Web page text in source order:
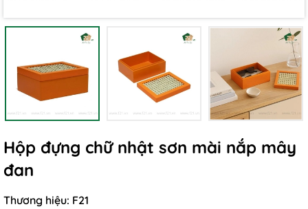
Hộp đựng chữ nhật sơn mài nắp mây
đan
Thương hiệu: F21